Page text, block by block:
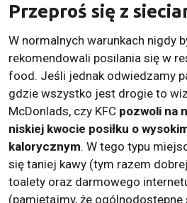
Przeproś się z
W normalnych warunkach nigdy
rekomendowali posilania się w
food. Jeśli jednak odwiedzamy
gdzie wszystko jest drogie to
McDonlads, czy KFC pozwoli na
niskiej kwocie posiłku o
kalorycznym. W tego typu
się taniej kawy (tym razem
toalety oraz darmowego
(pamiętajmy, że